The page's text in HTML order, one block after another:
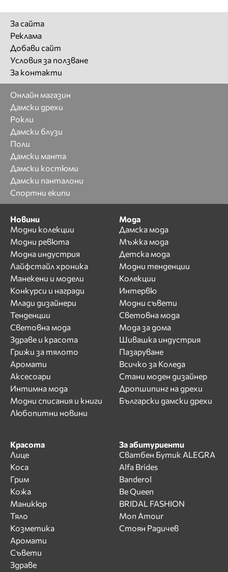
За сайта
Реклама
Добави сайт
Условия за ползване
За контакти
Онлайн магазин
Дамски дрехи
Рокли
Дамски блузи
Поли
Дамски манта
Дамски костюми
Дамски панталони
Спортни екипи
Новини
Модни колекции
Модни ревюта
Модна индустрия
Лайфстайл хроника
Манекени и модели
Конкурси и награди
Млади дизайнери
Тенденции
Световна мода
Здраве и красота
Грижи за тялото
Аромати
Аксесоари
Интимна мода
Модни списания и книги
Любопитни новини
Мода
Дамска мода
Мъжка мода
Детска мода
Модни тенденции
Колекции
Интервю
Модни съвети
Световна мода
Мода за дома
Шивашка индустрия
Пазаруване
Всичко за Коледа
Стани моден дизайнер
Дропшипинг на дрехи
Български дамски дрехи
Красота
Лице
Коса
Грим
Кожа
Маникюр
Тяло
Козметика
Аромати
Съвети
Здраве
За абитуриенти
Сватбен Бутик ALEGRA
Alfa Brides
Banderol
Be Queen
BRIDAL FASHION
Mon Amour
Стоян Радичев